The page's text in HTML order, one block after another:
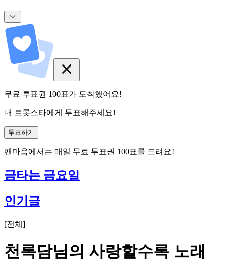
무료 투표권 100표가 도착했어요!
내 트롯스타에게 투표해주세요!
투표하기
팬마음에서는 매일 무료 투표권 100표를 드려요!
금타는 금요일
인기글
[전체 ]
천록담님의 사랑할수록 노래